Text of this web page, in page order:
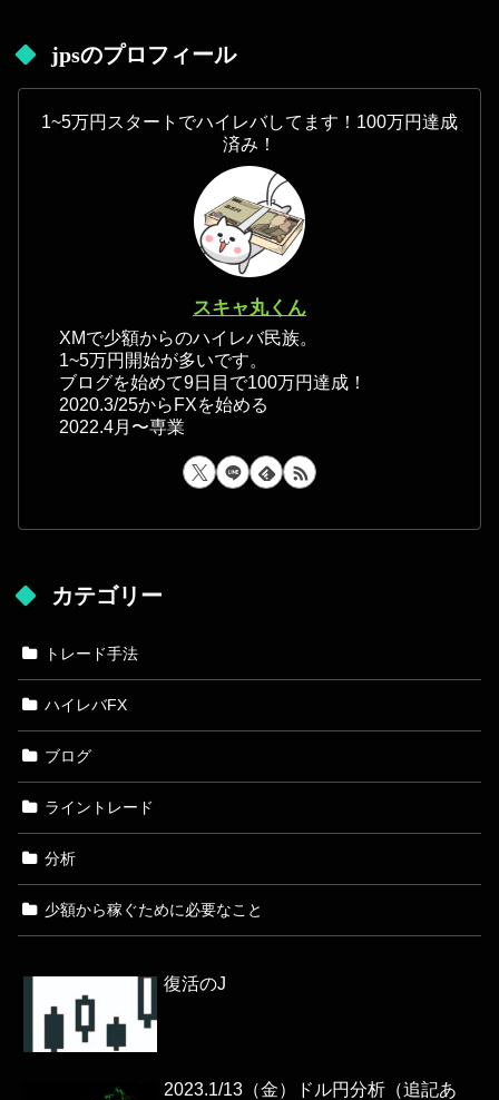
jpsのプロフィール
1~5万円スタートでハイレバしてます！100万円達成
済み！
スキャ丸くん
XMで少額からのハイレバ民族。
1~5万円開始が多いです。
ブログを始めて9日目で100万円達成！
2020.3/25からFXを始める
2022.4月〜専業
カテゴリー
トレード手法
ハイレバFX
ブログ
ライントレード
分析
少額から稼ぐために必要なこと
復活のJ
2023.1/13（金）ドル円分析（追記あ